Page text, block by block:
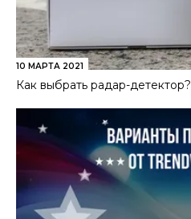
10 МАРТА 2021
Как выбрать радар-детектор?